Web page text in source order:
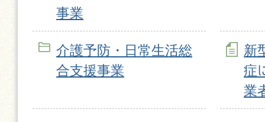
事業
介護予防・日常生活総
合支援事業
新
症
業